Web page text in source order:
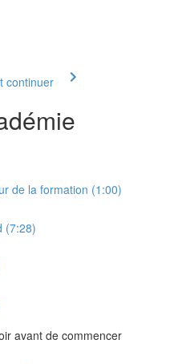
continuer
de la formation (1:00)
(7:28)
avant de commencer